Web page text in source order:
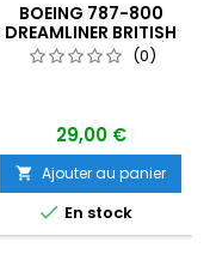
BOEING 787-800
DREAMLINER BRITISH
AIRWAYS ECH 1/200 ÈME
(0)
29,00 €
 Ajouter au panier
 En stock